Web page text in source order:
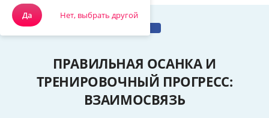
ПРАВИЛЬНАЯ ОСАНКА И
ТРЕНИРОВОЧНЫЙ ПРОГРЕСС:
ВЗАИМОСВЯЗЬ
Да Нет, выбрать другой